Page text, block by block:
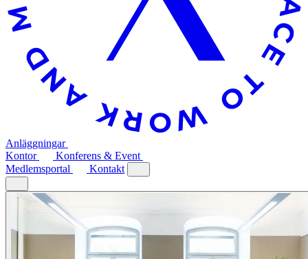
Anläggningar
Kontor
Konferens & Event
Medlemsportal
Kontakt